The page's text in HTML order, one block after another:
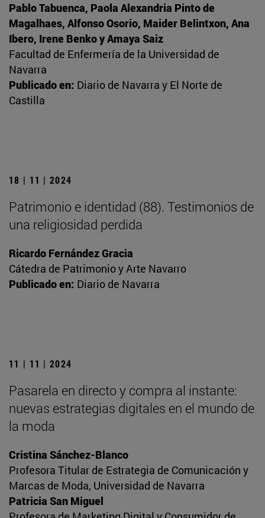
Pablo Tabuenca, Paola Alexandria Pinto de
Magalhaes, Alfonso Osorio, Maider Belintxon, Ana
Ibero, Irene Benko y Amaya Saiz
Facultad de Enfermería de la Universidad de
Navarra
Publicado en: Diario de Navarra y El Norte de
Castilla
18 | 11 | 2024
Patrimonio e identidad (88). Testimonios de
una religiosidad perdida
Ricardo Fernández Gracia
Cátedra de Patrimonio y Arte Navarro
Publicado en: Diario de Navarra
11 | 11 | 2024
Pasarela en directo y compra al instante:
nuevas estrategias digitales en el mundo de
la moda
Cristina Sánchez-Blanco
Profesora Titular de Estrategia de Comunicación y
Marcas de Moda, Universidad de Navarra
Patricia San Miguel